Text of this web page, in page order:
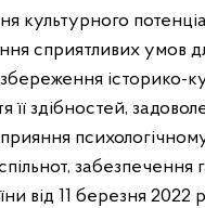
сприятливих умов
історико-
здібностей,
забезпечення
від 11 березня